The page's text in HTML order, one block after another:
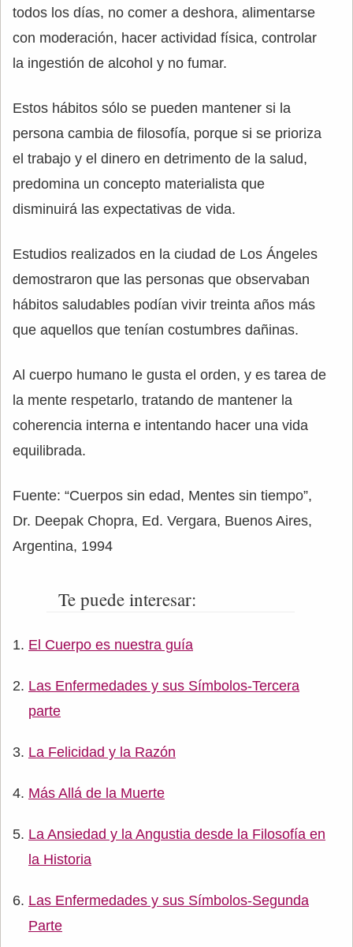
todos los días, no comer a deshora, alimentarse
con moderación, hacer actividad física, controlar
la ingestión de alcohol y no fumar.
Estos hábitos sólo se pueden mantener si la
persona cambia de filosofía, porque si se prioriza
el trabajo y el dinero en detrimento de la salud,
predomina un concepto materialista que
disminuirá las expectativas de vida.
Estudios realizados en la ciudad de Los Ángeles
demostraron que las personas que observaban
hábitos saludables podían vivir treinta años más
que aquellos que tenían costumbres dañinas.
Al cuerpo humano le gusta el orden, y es tarea de
la mente respetarlo, tratando de mantener la
coherencia interna e intentando hacer una vida
equilibrada.
Fuente: “Cuerpos sin edad, Mentes sin tiempo”,
Dr. Deepak Chopra, Ed. Vergara, Buenos Aires,
Argentina, 1994
Te puede interesar:
El Cuerpo es nuestra guía
Las Enfermedades y sus Símbolos-Tercera
parte
La Felicidad y la Razón
Más Allá de la Muerte
La Ansiedad y la Angustia desde la Filosofía en
la Historia
Las Enfermedades y sus Símbolos-Segunda
Parte